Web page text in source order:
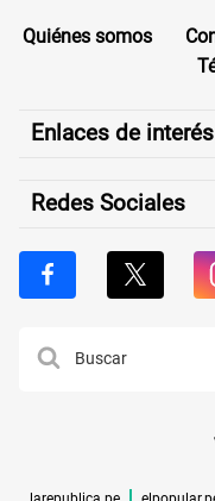
Quiénes somos
Enlaces de interés
Redes Sociales